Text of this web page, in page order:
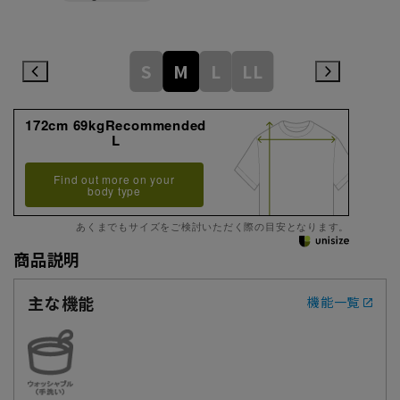
S M L LL
172cm 69kgRecommended
L
Find out more on your
body type
あくまでもサイズをご検討いただく際の目安となります。
商品説明
主な機能
機能一覧